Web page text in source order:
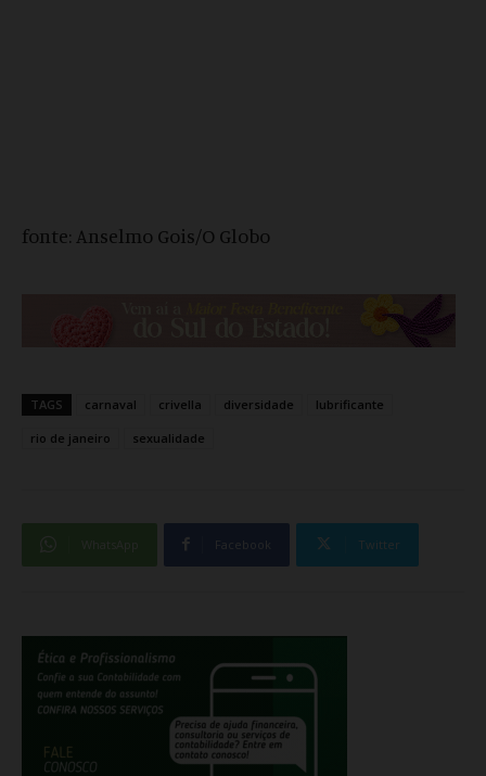
fonte: Anselmo Gois/O Globo
TAGS carnaval crivella diversidade lubrificante
rio de janeiro sexualidade
Facebook Twitter